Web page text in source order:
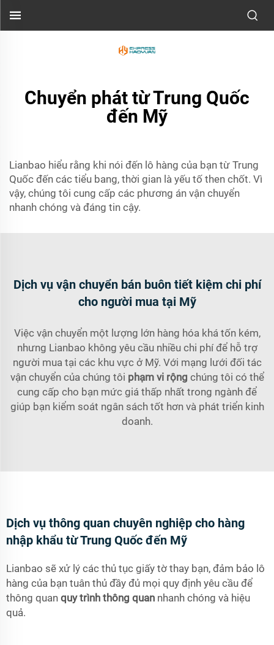
Chuyển phát từ Trung Quốc
đến Mỹ
Lianbao hiểu rằng khi nói đến lô hàng của bạn từ Trung
Quốc đến các tiểu bang, thời gian là yếu tố then chốt. Vì
vậy, chúng tôi cung cấp các phương án vận chuyển
nhanh chóng và đáng tin cậy.
Dịch vụ vận chuyển bán buôn tiết kiệm chi phí
cho người mua tại Mỹ
Việc vận chuyển một lượng lớn hàng hóa khá tốn kém,
nhưng Lianbao không yêu cầu nhiều chi phí để hỗ trợ
người mua tại các khu vực ở Mỹ. Với mạng lưới đối tác
vận chuyển của chúng tôi phạm vi rộng chúng tôi có thể
cung cấp cho bạn mức giá thấp nhất trong ngành để
giúp bạn kiểm soát ngân sách tốt hơn và phát triển kinh
doanh.
Dịch vụ thông quan chuyên nghiệp cho hàng
nhập khẩu từ Trung Quốc đến Mỹ
Lianbao sẽ xử lý các thủ tục giấy tờ thay bạn, đảm bảo lô
hàng của bạn tuân thủ đầy đủ mọi quy định yêu cầu để
thông quan quy trình thông quan nhanh chóng và hiệu
quả.